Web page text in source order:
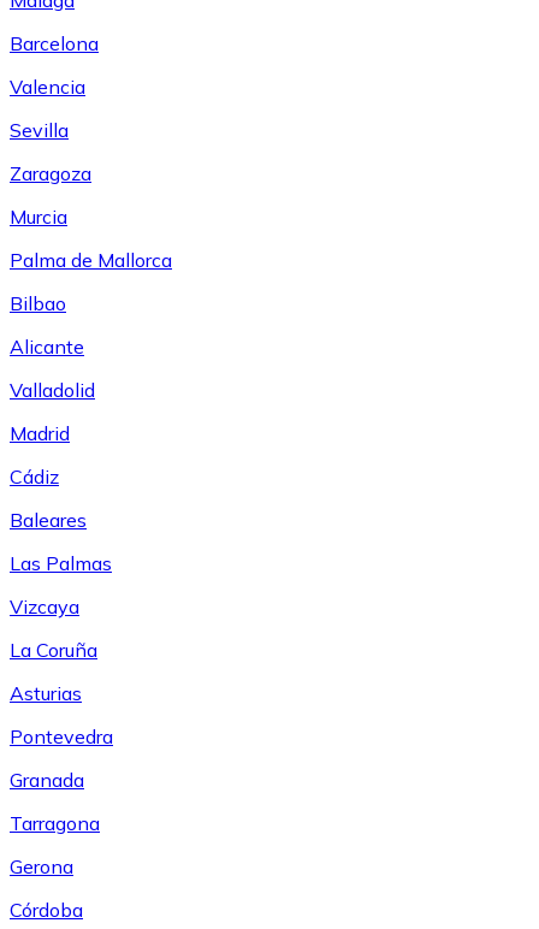
Barcelona
Valencia
Sevilla
Zaragoza
Murcia
Palma de Mallorca
Bilbao
Alicante
Valladolid
Madrid
Cádiz
Baleares
Las Palmas
Vizcaya
La Coruña
Asturias
Pontevedra
Granada
Tarragona
Gerona
Córdoba